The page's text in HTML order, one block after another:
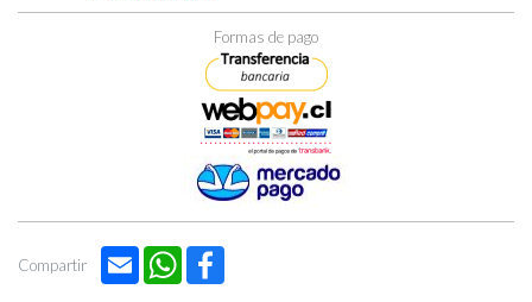
Formas de pago
Compartir Email WhatsApp